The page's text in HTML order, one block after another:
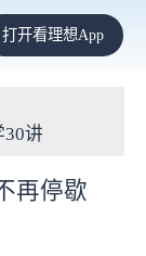
打开看理想App
30讲
再停歇